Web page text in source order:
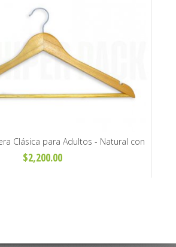
Clásica para Adultos - Natural con
Barral
$2,200.00